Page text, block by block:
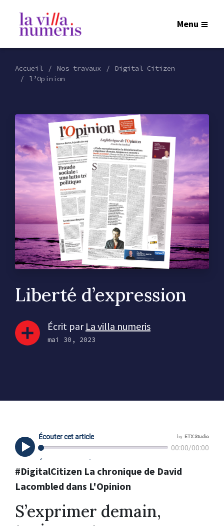
Menu
Accueil Nos travaux
Digital Citizen
l’Opinion
Liberté d’expression
Écrit par La villa numeris
mai 30, 2023
#DigitalCitizen La chronique de David
Lacombled dans L'Opinion
S’exprimer demain,